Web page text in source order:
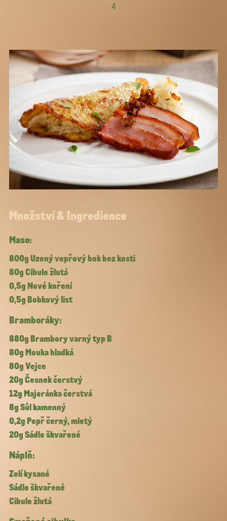
4
Množství & Ingredience
Maso:
800g Uzený vepřový bok bez kosti
80g Cibule žlutá
0,5g Nové koření
0,5g Bobkový list
Bramboráky:
880g Brambory varný typ B
80g Mouka hladká
80g Vejce
20g Česnek čerstvý
12g Majoránka čerstvá
8g Sůl kamenný
0,2g Pepř černý, mletý
20g Sádlo škvařené
Náplň:
Zelí kysané
Sádlo škvařené
Cibule žlutá